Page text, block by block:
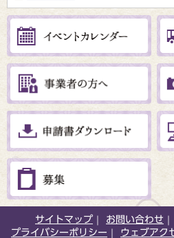
サイトマップ お問い合わせ
プライバシーポリシー
ウェブアク